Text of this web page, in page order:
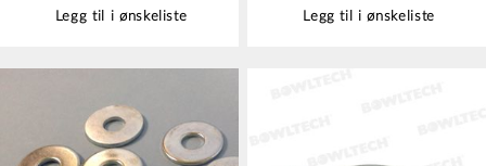
Legg til i ønskeliste Legg til i ønskeliste